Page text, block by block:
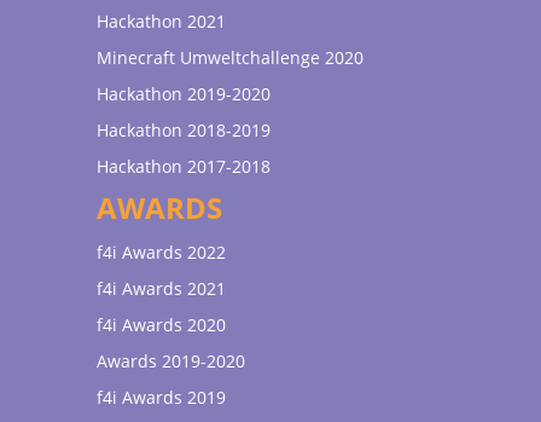
Hackathon 2021
Minecraft Umweltchallenge 2020
Hackathon 2019-2020
Hackathon 2018-2019
Hackathon 2017-2018
AWARDS
f4i Awards 2022
f4i Awards 2021
f4i Awards 2020
Awards 2019-2020
f4i Awards 2019